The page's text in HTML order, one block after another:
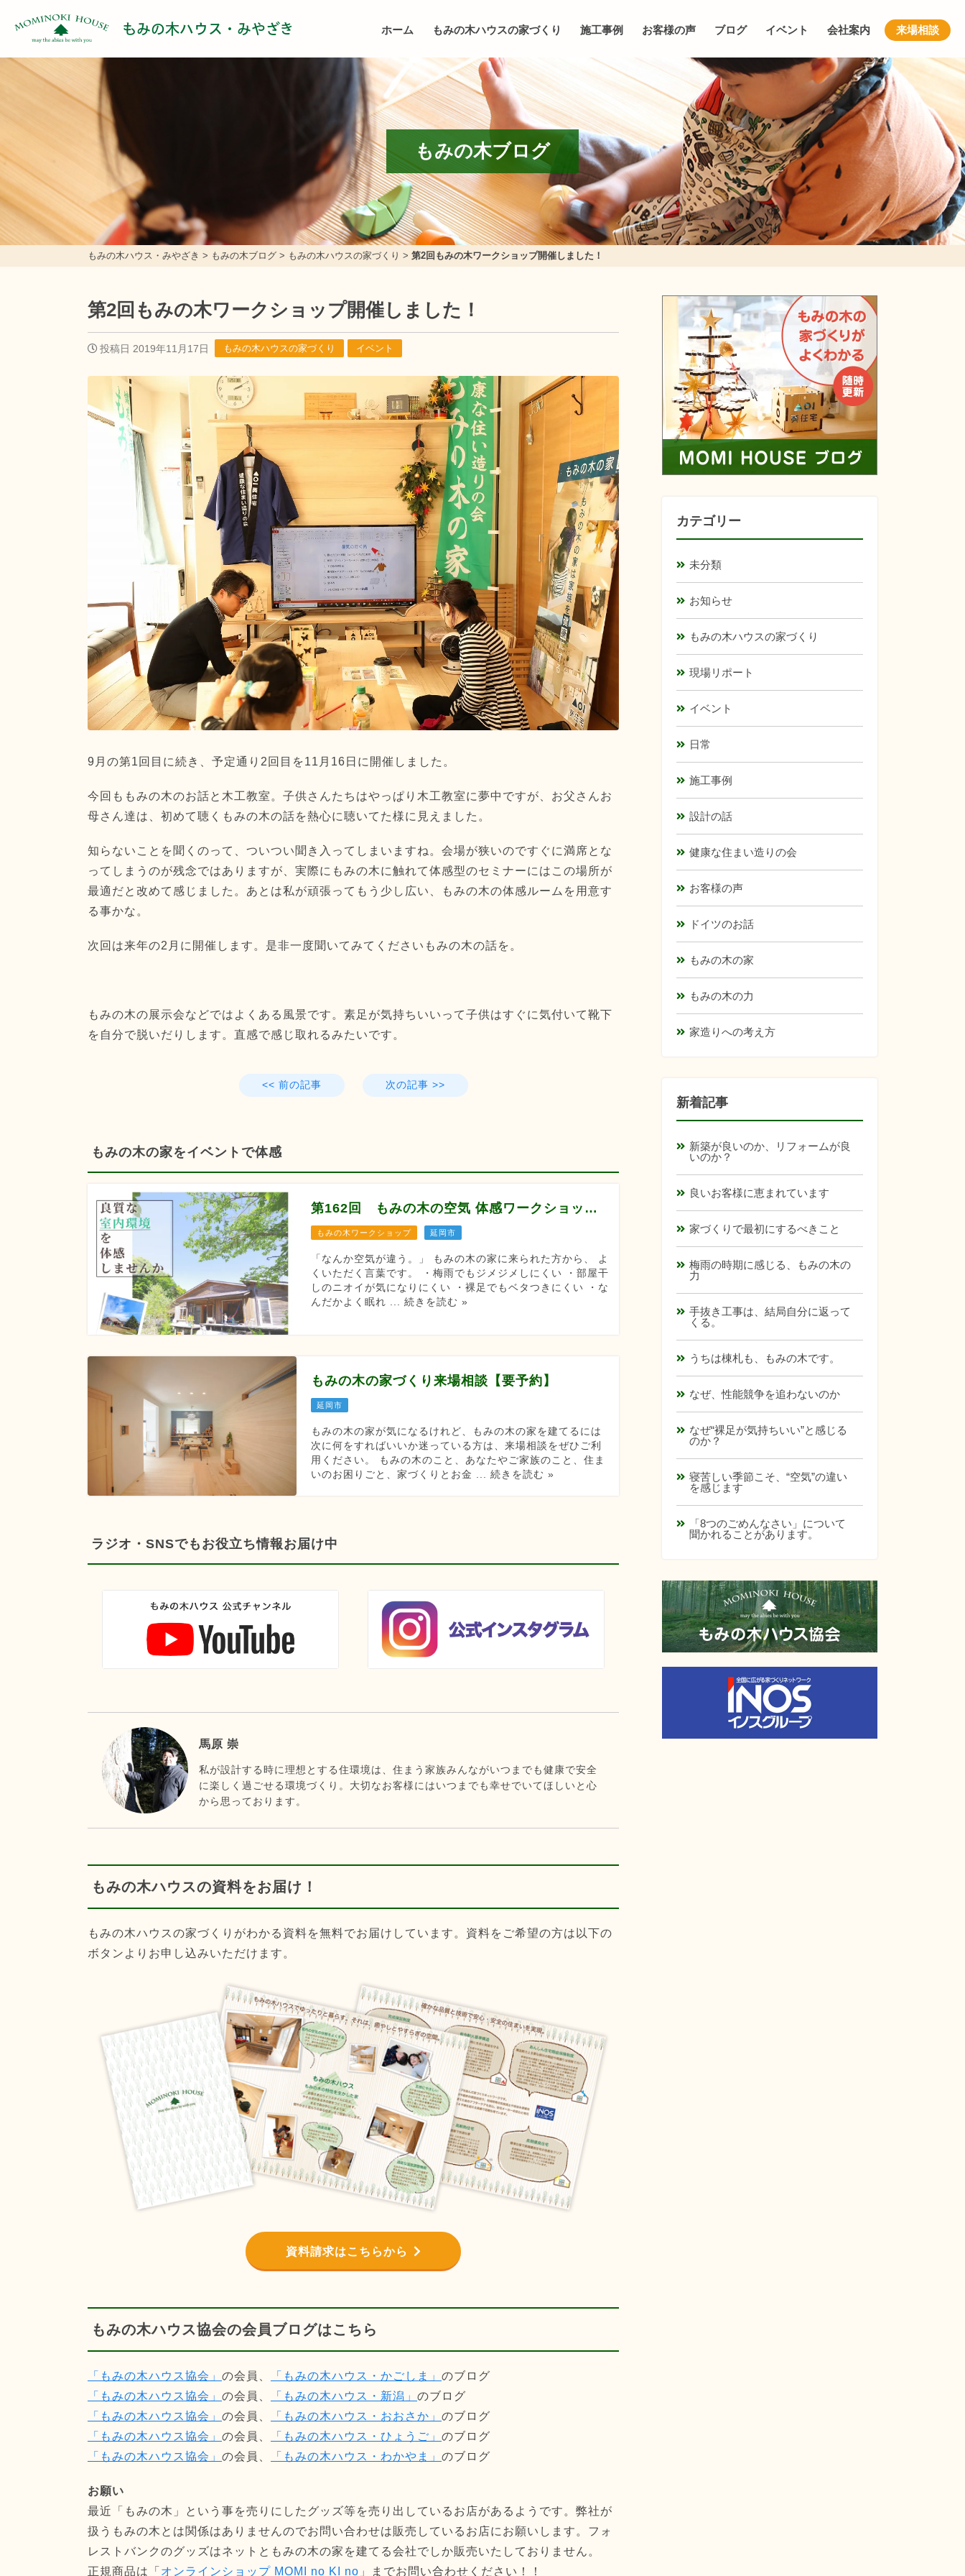
もみの木ハウス・みやざき ホーム もみの木ハウスの家づくり 施工事例 お客様の声 ブログ イベント 会社案内 来場相談
もみの木ブログ
もみの木ハウス・みやざき > もみの木ブログ > もみの木ハウスの家づくり > 第2回もみの木ワークショップ開催しました！
第2回もみの木ワークショップ開催しました！
投稿日 2019年11月17日 もみの木ハウスの家づくり イベント
9月の第1回目に続き、予定通り2回目を11月16日に開催しました。
今回ももみの木のお話と木工教室。子供さんたちはやっぱり木工教室に夢中ですが、お父さんお
母さん達は、初めて聴くもみの木の話を熱心に聴いてた様に見えました。
知らないことを聞くのって、ついつい聞き入ってしまいますね。会場が狭いのですぐに満席とな
ってしまうのが残念ではありますが、実際にもみの木に触れて体感型のセミナーにはこの場所が
最適だと改めて感じました。あとは私が頑張ってもう少し広い、もみの木の体感ルームを用意す
る事かな。
次回は来年の2月に開催します。是非一度聞いてみてくださいもみの木の話を。
もみの木の展示会などではよくある風景です。素足が気持ちいいって子供はすぐに気付いて靴下
を自分で脱いだりします。直感で感じ取れるみたいです。
<< 前の記事 次の記事 >>
もみの木の家をイベントで体感
第162回 もみの木の空気 体感ワークショップ
もみの木ワークショップ 延岡市
「なんか空気が違う。」 もみの木の家に来られた方から、 よ
くいただく言葉です。 ・梅雨でもジメジメしにくい ・部屋干
しのニオイが気になりにくい ・裸足でもベタつきにくい ・な
んだかよく眠れ ... 続きを読む »
もみの木の家づくり来場相談【要予約】
延岡市
もみの木の家が気になるけれど、もみの木の家を建てるには
次に何をすればいいか迷っている方は、来場相談をぜひご利
用ください。 もみの木のこと、あなたやご家族のこと、住ま
いのお困りごと、家づくりとお金 ... 続きを読む »
ラジオ・SNSでもお役立ち情報お届け中
馬原 崇
私が設計する時に理想とする住環境は、住まう家族みんながいつまでも健康で安全
に楽しく過ごせる環境づくり。大切なお客様にはいつまでも幸せでいてほしいと心
から思っております。
もみの木ハウスの資料をお届け！
もみの木ハウスの家づくりがわかる資料を無料でお届けしています。資料をご希望の方は以下の
ボタンよりお申し込みいただけます。
資料請求はこちらから
もみの木ハウス協会の会員ブログはこちら
「もみの木ハウス協会」 の会員、 「もみの木ハウス・かごしま」 のブログ
「もみの木ハウス協会」 の会員、 「もみの木ハウス・新潟」 のブログ
「もみの木ハウス協会」 の会員、 「もみの木ハウス・おおさか」 のブログ
「もみの木ハウス協会」 の会員、 「もみの木ハウス・ひょうご」 のブログ
「もみの木ハウス協会」 の会員、 「もみの木ハウス・わかやま」 のブログ
お願い
最近「もみの木」という事を売りにしたグッズ等を売り出しているお店があるようです。弊社が
扱うもみの木とは関係はありませんのでお問い合わせは販売しているお店にお願いします。フォ
レストバンクのグッズはネットともみの木の家を建てる会社でしか販売いたしておりません。
正規商品は「 オンラインショップ MOMI no KI no 」までお問い合わせください！！
カテゴリー
未分類
お知らせ
もみの木ハウスの家づくり
現場リポート
イベント
日常
施工事例
設計の話
健康な住まい造りの会
お客様の声
ドイツのお話
もみの木の家
もみの木の力
家造りへの考え方
新着記事
新築が良いのか、リフォームが良
いのか？
良いお客様に恵まれています
家づくりで最初にするべきこと
梅雨の時期に感じる、もみの木の
力
手抜き工事は、結局自分に返って
くる。
うちは棟札も、もみの木です。
なぜ、性能競争を追わないのか
なぜ“裸足が気持ちいい”と感じる
のか？
寝苦しい季節こそ、“空気”の違い
を感じます
「8つのごめんなさい」について
聞かれることがあります。